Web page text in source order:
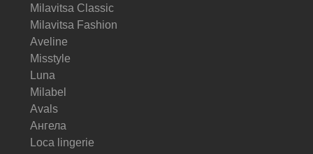
Milavitsa Classic
Milavitsa Fashion
Aveline
Misstyle
Luna
Milabel
Avals
Ангела
Loca lingerie